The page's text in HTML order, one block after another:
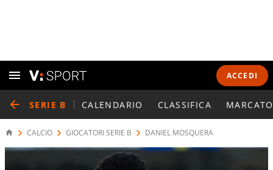
ACCEDI
SERIE B CALENDARIO CLASSIFICA
CALCIO GIOCATORI SERIE B DANIEL MOSQUERA